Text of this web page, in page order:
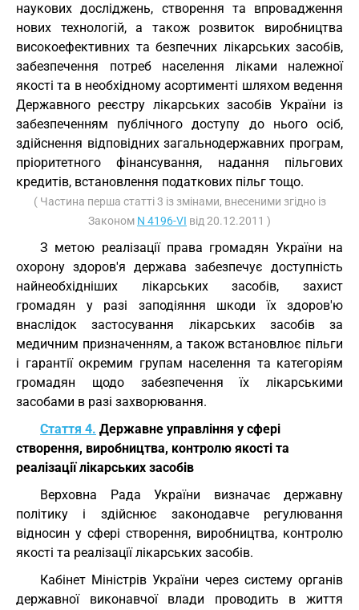
наукових досліджень, створення та впровадження
нових технологій, а також розвиток виробництва
високоефективних та безпечних лікарських засобів,
забезпечення потреб населення ліками належної
якості та в необхідному асортименті шляхом ведення
Державного реєстру лікарських засобів України із
забезпеченням публічного доступу до нього осіб,
здійснення відповідних загальнодержавних програм,
пріоритетного фінансування, надання пільгових
кредитів, встановлення податкових пільг тощо.
( Частина перша статті 3 із змінами, внесеними згідно із
Законом N 4196-VI від 20.12.2011 )
З метою реалізації права громадян України на
охорону здоров'я держава забезпечує доступність
найнеобхідніших лікарських засобів, захист
громадян у разі заподіяння шкоди їх здоров'ю
внаслідок застосування лікарських засобів за
медичним призначенням, а також встановлює пільги
і гарантії окремим групам населення та категоріям
громадян щодо забезпечення їх лікарськими
засобами в разі захворювання.
Стаття 4. Державне управління у сфері
створення, виробництва, контролю якості та
реалізації лікарських засобів
Верховна Рада України визначає державну
політику і здійснює законодавче регулювання
відносин у сфері створення, виробництва, контролю
якості та реалізації лікарських засобів.
Кабінет Міністрів України через систему органів
державної виконавчої влади проводить в життя